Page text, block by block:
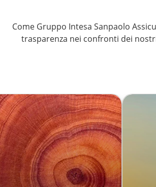
Come Gruppo Intesa Sanpaolo
trasparenza nei confronti dei